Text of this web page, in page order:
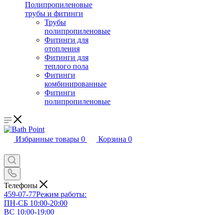
Полипропиленовые
трубы и фитинги
Трубы
полипропиленовые
Фитинги для
отопления
Фитинги для
теплого пола
Фитинги
комбинированные
Фитинги
полипропиленовые
Избранные товары 0 Корзина 0
Телефоны
459-07-77Режим работы:
ПН-СБ 10:00-20:00
ВС 10:00-19:00